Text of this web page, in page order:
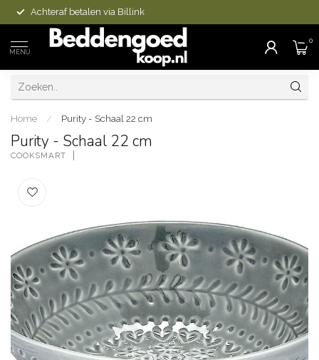
Achteraf betalen via Billink
MENU
0
Home / Purity - Schaal 22 cm
Purity - Schaal 22 cm
COOKSMART